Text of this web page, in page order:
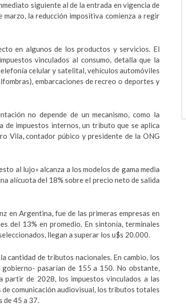
siguiente al de la entrada en vigencia de
marzo, la reducción impositiva comienza a regir
en algunos de los productos y servicios. El
vinculados al consumo, detalla que la
celular y satelital, vehículos automóviles
embarcaciones de recreo o deportes y
no depende de un mecanismo, como la
de impuestos internos, un tributo que se aplica
Vila, contador púbico y presidente de la ONG
al lujo» alcanza a los modelos de gama media
alícuota del 18% sobre el precio neto de salida
en Argentina, fue de las primeras empresas en
del 13% en promedio. En sintonía, terminales
llegan a superar los u$s 20.000.
cantidad de tributos nacionales. En cambio, los
pasarían de 155 a 150. No obstante,
de 2028, los impuestos vinculados a las
comunicación audiovisual, los tributos totales
de 45 a 37.